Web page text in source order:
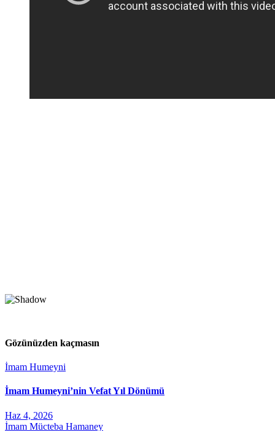
Gözünüzden kaçmasın
İmam Humeyni
İmam Humeyni’nin Vefat Yıl Dönümü
Haz 4, 2026
İmam Mücteba Hamaney